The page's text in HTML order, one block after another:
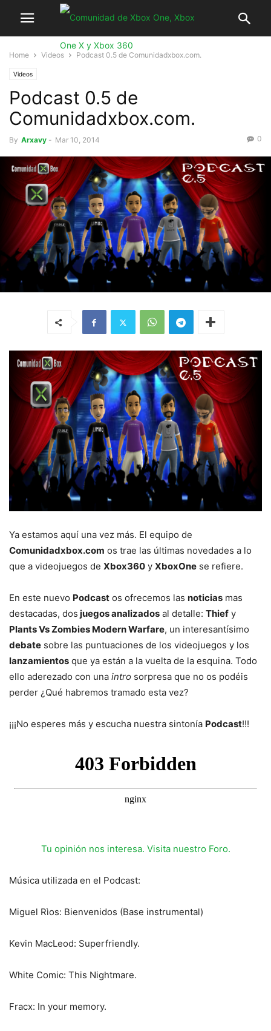
Home Videos Podcast 0.5 de Comunidadxbox.com.
Videos
Podcast 0.5 de
Comunidadxbox.com.
By Arxavy - Mar 10, 2014 0
Ya estamos aquí una vez más. El equipo de
Comunidadxbox.com os trae las últimas novedades a lo
que a videojuegos de Xbox360 y XboxOne se refiere.
En este nuevo Podcast os ofrecemos las noticias mas
destacadas, dos juegos analizados al detalle: Thief y
Plants Vs Zombies Modern Warfare, un interesantísimo
debate sobre las puntuaciones de los videojuegos y los
lanzamientos que ya están a la vuelta de la esquina. Todo
ello aderezado con una intro sorpresa que no os podéis
perder ¿Qué habremos tramado esta vez?
¡¡¡No esperes más y escucha nuestra sintonía Podcast!!!
Tu opinión nos interesa. Visita nuestro Foro.
Música utilizada en el Podcast:
Miguel Rìos: Bienvenidos (Base instrumental)
Kevin MacLeod: Superfriendly.
White Comic: This Nightmare.
Fracx: In your memory.